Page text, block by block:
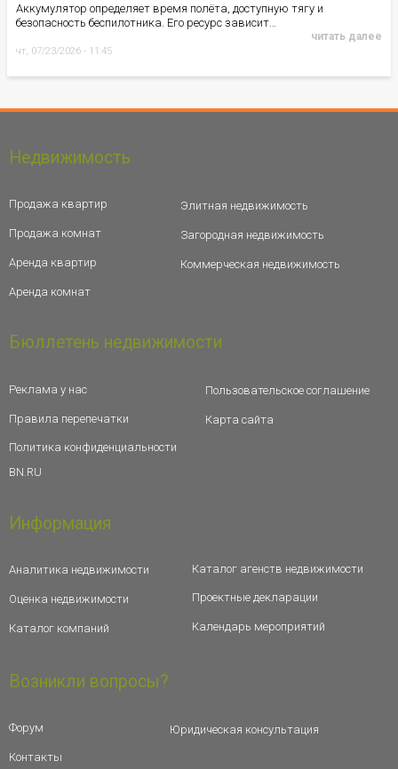
Аккумулятор определяет время полёта, доступную тягу и
безопасность беспилотника. Его ресурс зависит…
читать далее
чт, 07/23/2026 - 11:45
Недвижимость
Продажа квартир
Продажа комнат
Аренда квартир
Аренда комнат
Элитная недвижимость
Загородная недвижимость
Коммерческая недвижимость
Бюллетень недвижимости
Реклама у нас
Правила перепечатки
Политика конфиденциальности
BN.RU
Пользовательское соглашение
Карта сайта
Информация
Аналитика недвижимости
Оценка недвижимости
Каталог компаний
Каталог агенств недвижимости
Проектные декларации
Календарь мероприятий
Возникли вопросы?
Форум
Контакты
Юридическая консультация